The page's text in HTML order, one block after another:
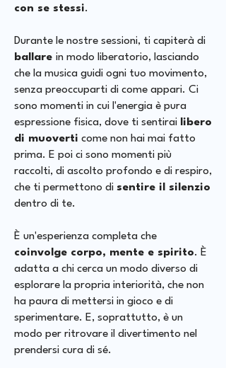
con se stessi.
Durante le nostre sessioni, ti capiterà di
ballare in modo liberatorio, lasciando
che la musica guidi ogni tuo movimento,
senza preoccuparti di come appari. Ci
sono momenti in cui l'energia è pura
espressione fisica, dove ti sentirai libero
di muoverti come non hai mai fatto
prima. E poi ci sono momenti più
raccolti, di ascolto profondo e di respiro,
che ti permettono di sentire il silenzio
dentro di te.
È un'esperienza completa che
coinvolge corpo, mente e spirito. È
adatta a chi cerca un modo diverso di
esplorare la propria interiorità, che non
ha paura di mettersi in gioco e di
sperimentare. E, soprattutto, è un
modo per ritrovare il divertimento nel
prendersi cura di sé.